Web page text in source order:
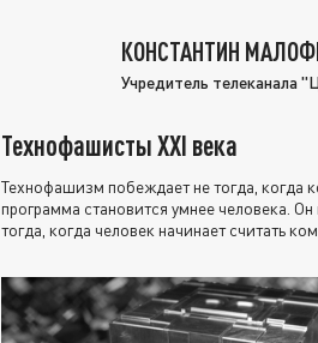
КОНСТАНТИН
Учредитель телеканала
Технофашисты XXI века
Технофашизм побеждает не тогда, когда
программа становится умнее человека.
тогда, когда человек начинает считать